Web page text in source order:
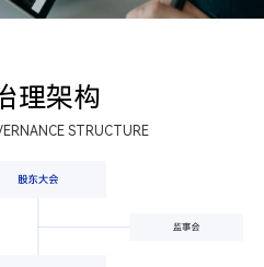
理架构
STRUCTURE